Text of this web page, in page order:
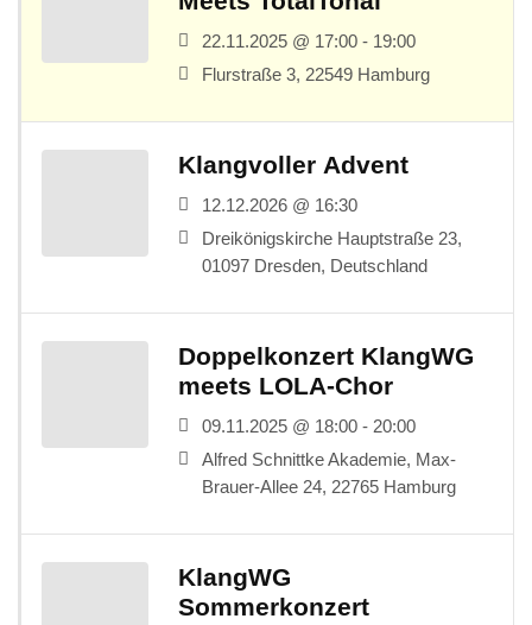
22.11.2025 @ 17:00 - 19:00
Flurstraße 3, 22549 Hamburg
Klangvoller Advent
12.12.2026 @ 16:30
Dreikönigskirche Hauptstraße 23,
01097 Dresden, Deutschland
Doppelkonzert KlangWG
meets LOLA-Chor
09.11.2025 @ 18:00 - 20:00
Alfred Schnittke Akademie, Max-
Brauer-Allee 24, 22765 Hamburg
KlangWG
Sommerkonzert